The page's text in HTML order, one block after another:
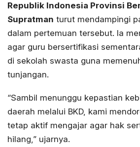
Republik Indonesia Provinsi
Supratman turut mendampingi
dalam pertemuan tersebut. Ia
agar guru bersertifikasi
di sekolah swasta guna
tunjangan.
“Sambil menunggu kepastian
daerah melalui BKD, kami
tetap aktif mengajar agar hak
hilang,” ujarnya.